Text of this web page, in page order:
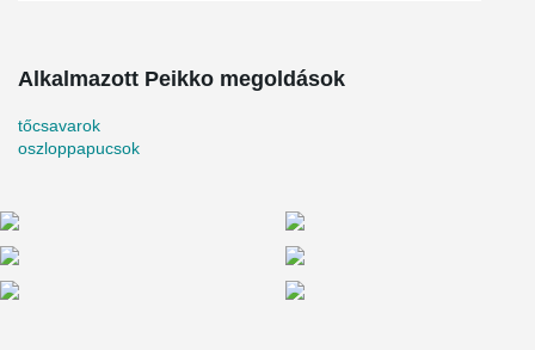
Alkalmazott Peikko megoldások
tőcsavarok
oszloppapucsok